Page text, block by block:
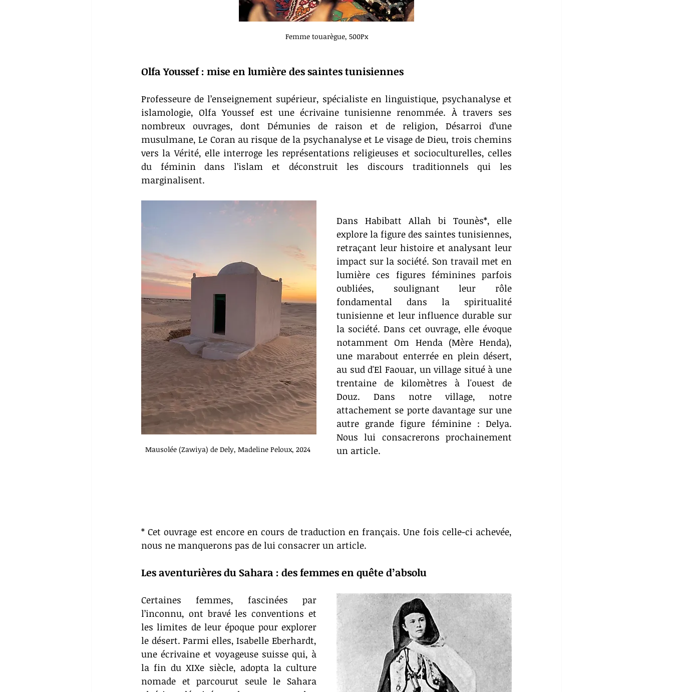
Femme touarègue, 500Px
Olfa Youssef : mise en lumière des saintes tunisiennes
Professeure de l’enseignement supérieur, spécialiste en linguistique, psychanalyse et
islamologie, Olfa Youssef est une écrivaine tunisienne renommée. À travers ses
nombreux ouvrages, dont Démunies de raison et de religion, Désarroi d’une
musulmane, Le Coran au risque de la psychanalyse et Le visage de Dieu, trois chemins
vers la Vérité, elle interroge les représentations religieuses et socioculturelles, celles
du féminin dans l’islam et déconstruit les discours traditionnels qui les
marginalisent.
Mausolée (Zawiya) de Dely, Madeline Peloux, 2024
Dans Habibatt Allah bi Tounès*, elle
explore la figure des saintes tunisiennes,
retraçant leur histoire et analysant leur
impact sur la société. Son travail met en
lumière ces figures féminines parfois
oubliées, soulignant leur rôle
fondamental dans la spiritualité
tunisienne et leur influence durable sur
la société. Dans cet ouvrage, elle évoque
notamment Om Henda (Mère Henda),
une marabout enterrée en plein désert,
au sud d'El Faouar, un village situé à une
trentaine de kilomètres à l'ouest de
Douz. Dans notre village, notre
attachement se porte davantage sur une
autre grande figure féminine : Delya.
Nous lui consacrerons prochainement
un article.
* Cet ouvrage est encore en cours de traduction en français. Une fois celle-ci achevée,
nous ne manquerons pas de lui consacrer un article.
Les aventurières du Sahara : des femmes en quête d’absolu
Certaines femmes, fascinées par
l’inconnu, ont bravé les conventions et
les limites de leur époque pour explorer
le désert. Parmi elles, Isabelle Eberhardt,
une écrivaine et voyageuse suisse qui, à
la fin du XIXe siècle, adopta la culture
nomade et parcourut seule le Sahara